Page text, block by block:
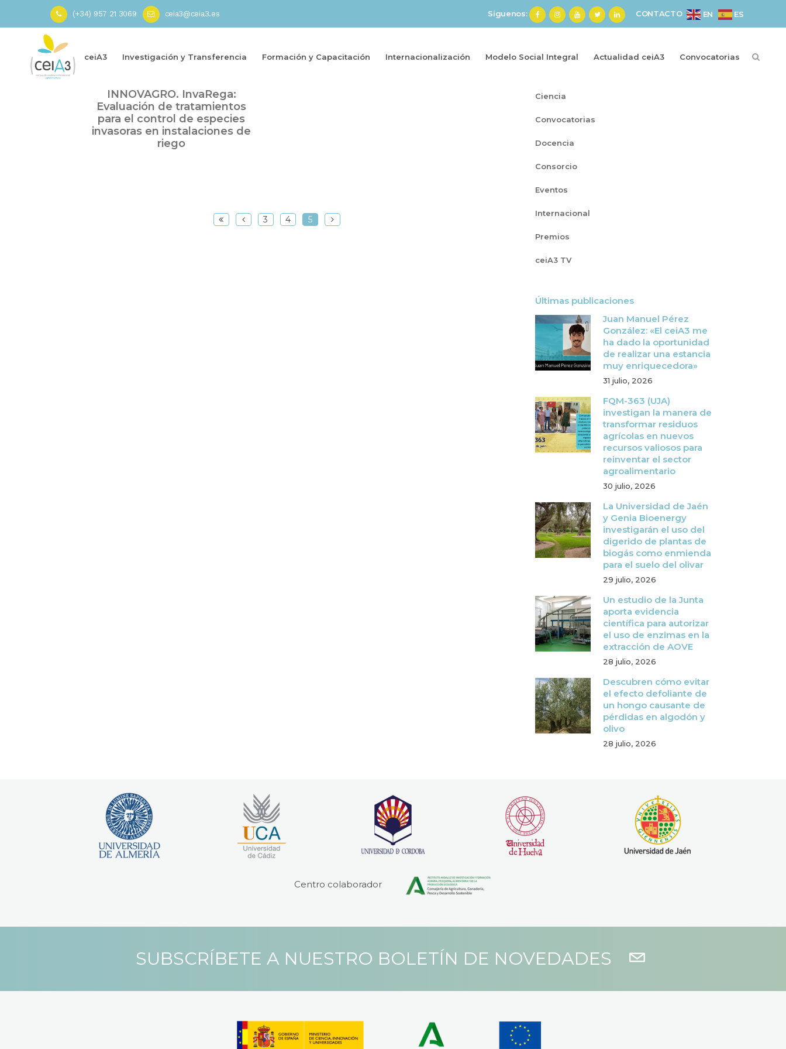
(+34) 957 21 3069 ceia3@ceia3.es Síguenos: CONTACTO EN ES
ceiA3 Investigación y Transferencia Formación y Capacitación Internacionalización Modelo Social Integral Actualidad ceiA3 Convocatorias
Inicio»webinario ceiA3 - INNOVAGRO
INNOVAGRO. InvaRega:
Evaluación de tratamientos
para el control de especies
invasoras en instalaciones de
riego
3 4 5
Ciencia
Convocatorias
Docencia
Consorcio
Eventos
Internacional
Premios
ceiA3 TV
Últimas publicaciones
Juan Manuel Pérez
González: «El ceiA3 me
ha dado la oportunidad
de realizar una estancia
muy enriquecedora»
31 julio, 2026
FQM-363 (UJA)
investigan la manera de
transformar residuos
agrícolas en nuevos
recursos valiosos para
reinventar el sector
agroalimentario
30 julio, 2026
La Universidad de Jaén
y Genia Bioenergy
investigarán el uso del
digerido de plantas de
biogás como enmienda
para el suelo del olivar
29 julio, 2026
Un estudio de la Junta
aporta evidencia
científica para autorizar
el uso de enzimas en la
extracción de AOVE
28 julio, 2026
Descubren cómo evitar
el efecto defoliante de
un hongo causante de
pérdidas en algodón y
olivo
28 julio, 2026
Centro colaborador
SUBSCRÍBETE A NUESTRO BOLETÍN DE NOVEDADES